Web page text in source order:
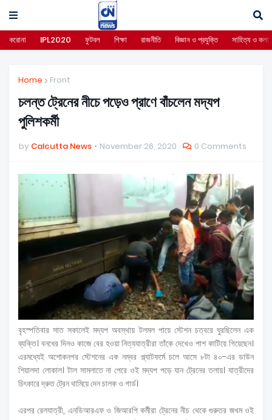
করোনা IPL2020 ফুটবল শিক্ষা রাজনীতি বিজ্ঞান ও প্রযুক্তি সাহিত্য ও কলা
Home Front
চলন্ত ট্রেনের নীচে পড়েও প্রাণে বাঁচলেন মদ্যপ
পুলিশকর্মী
by Calcutta News November 26, 2020 0 Comments
বৃহস্পতিবার সাত সকালেই মদ্যপ অবস্থায় টলমল পায়ে স্টেশন চত্বরে ঘুরছিলেন এক
ব্যক্তি। বনধের দিনও কাজে বের হওয়া নিত্যযাত্রীরা তাঁকে দেখেও পাশ কাটিয়ে গিয়েছেন।
এরমধ্যেই অশোকনগর স্টেশনের এক নম্বর প্ল্যাটফর্মে চলে আসে ৮টা ৪০-এর ডাউন
শিয়ালদা লোকাল। টাল সামলাতে না পেরে ওই মদ্যপ পড়ে যান ট্রেনের তলায়। যাত্রীদের
চিৎকারে দ্রুত ট্রেন থামিয়ে দেন চালক ও গার্ড।
এরপর রেলযাত্রী, এনডিআরএফ ও জিআরপি কর্মীরা ট্রেনের নীচ থেকে গুরুতর জখম ওই